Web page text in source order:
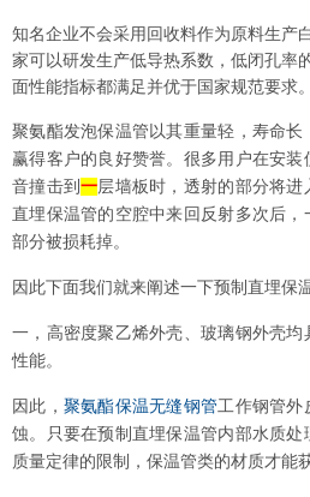
知名企业不会采用回收料作为原料生产
家可以研发生产低导热系数，低闭孔率
面性能指标都满足并优于国家规范要求。
聚氨酯发泡保温管以其重量轻，寿命
赢得客户的良好赞誉。很多用户在安
音撞击到一层墙板时，透射的部分将进
直埋保温管的空腔中来回反射多次后
部分被损耗掉。
因此下面我们就来阐述一下预制直埋保
一， 高密度聚乙烯外壳、玻璃钢外壳
性能。
因此， 聚氨酯保温无缝钢管工作钢管外
蚀。只要在预制直埋保温管内部水质
质量定律的限制，保温管类的材质才能